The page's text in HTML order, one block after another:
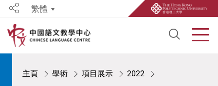
Open
Share繁體
主頁 學術 項目展示 2022